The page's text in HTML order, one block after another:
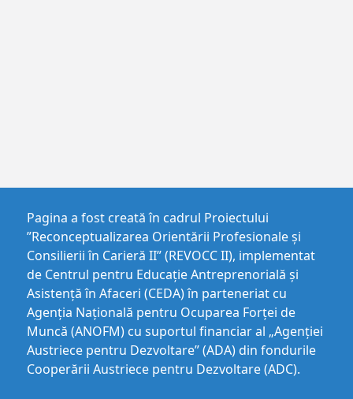
Pagina a fost creată în cadrul Proiectului
”Reconceptualizarea Orientării Profesionale și
Consilierii în Carieră II” (REVOCC II), implementat
de Centrul pentru Educaţie Antreprenorială şi
Asistenţă în Afaceri (CEDA) în parteneriat cu
Agenția Națională pentru Ocuparea Forței de
Muncă (ANOFM) cu suportul financiar al „Agenției
Austriece pentru Dezvoltare” (ADA) din fondurile
Cooperării Austriece pentru Dezvoltare (ADC).